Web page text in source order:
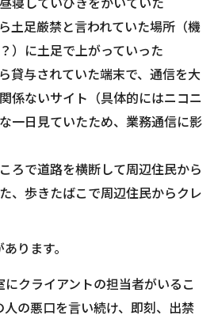
土足厳禁と言われていた場所（機
）に土足で上がっていった
貸与されていた端末で、通信を大
係ないサイト（具体的にはニコニ
一日見ていたため、業務通信に影
ろで道路を横断して周辺住民から
、歩きたばこで周辺住民からクレ
ります。
クライアントの担当者がいるこ
人の悪口を言い続け、即刻、出禁